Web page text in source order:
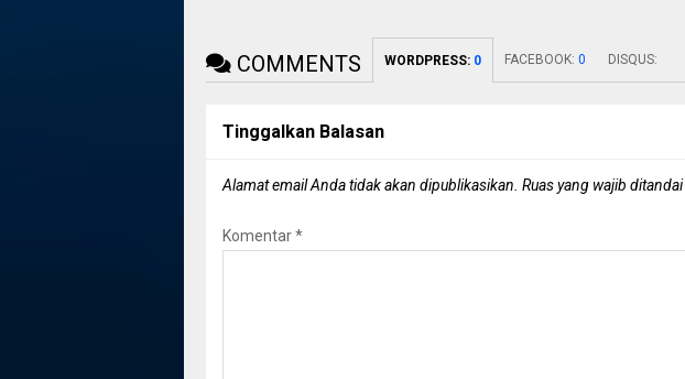
COMMENTS WORDPRESS: 0 FACEBOOK: 0 DISQUS:
Tinggalkan Balasan
Alamat email Anda tidak akan dipublikasikan. Ruas yang wajib ditandai
Komentar*